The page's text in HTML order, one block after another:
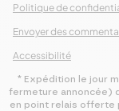
Politique de
Envoyer des
Accessibilité
* Expédition le jour
fermeture annoncée)
en point relais offerte